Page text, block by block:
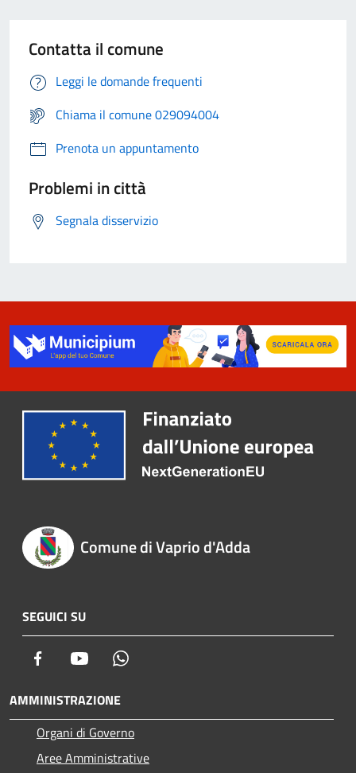
Contatta il comune
Leggi le domande frequenti
Chiama il comune 029094004
Prenota un appuntamento
Problemi in città
Segnala disservizio
Comune di Vaprio d'Adda
SEGUICI SU
Facebook Youtube
AMMINISTRAZIONE
Organi di Governo
Aree Amministrative